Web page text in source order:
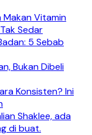
Makan Vitamin
Sedar
5 Sebab
Bukan Dibeli
Konsisten? Ini
Shaklee, ada
di buat.